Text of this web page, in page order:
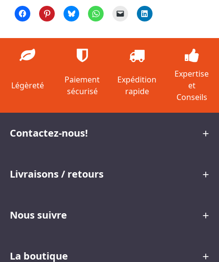
Légèreté
Paiement
sécurisé
Expédition
rapide
Expertise
et
Conseils
Contactez-nous!
Livraisons / retours
Nous suivre
La boutique